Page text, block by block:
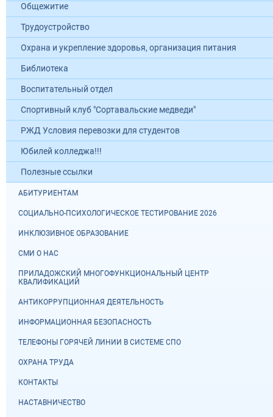
Общежитие
Трудоустройство
Охрана и укрепление здоровья, организация питания
Библиотека
Воспитательный отдел
Спортивный клуб "Сортавальские медведи"
РЖД Условия перевозки для студентов
Юбилей колледжа!!!
Полезные ссылки
АБИТУРИЕНТАМ
СОЦИАЛЬНО-ПСИХОЛОГИЧЕСКОЕ ТЕСТИРОВАНИЕ 2026
ИНКЛЮЗИВНОЕ ОБРАЗОВАНИЕ
СМИ О НАС
ПРИЛАДОЖСКИЙ МНОГОФУНКЦИОНАЛЬНЫЙ ЦЕНТР
КВАЛИФИКАЦИЙ
АНТИКОРРУПЦИОННАЯ ДЕЯТЕЛЬНОСТЬ
ИНФОРМАЦИОННАЯ БЕЗОПАСНОСТЬ
ТЕЛЕФОНЫ ГОРЯЧЕЙ ЛИНИИ В СИСТЕМЕ СПО
ОХРАНА ТРУДА
КОНТАКТЫ
НАСТАВНИЧЕСТВО